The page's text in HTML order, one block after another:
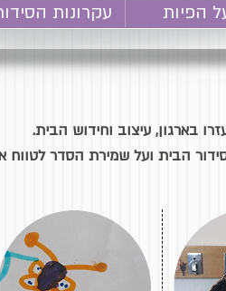
עקרונות הפיות
בארגון, עיצוב וחידוש הבית.
הבית ועל שמירת הסדר לטווח